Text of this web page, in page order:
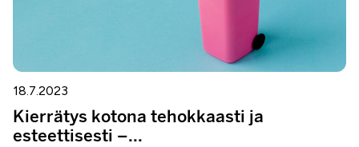
18.7.2023
Kierrätys kotona tehokkaasti ja
esteettisesti –...